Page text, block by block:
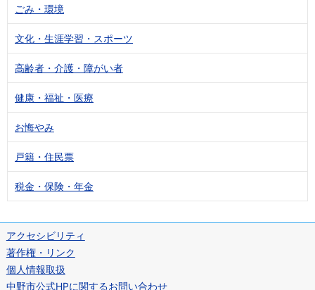
ごみ・環境
文化・生涯学習・スポーツ
高齢者・介護・障がい者
健康・福祉・医療
お悔やみ
戸籍・住民票
税金・保険・年金
アクセシビリティ
著作権・リンク
個人情報取扱
中野市公式HPに関するお問い合わせ